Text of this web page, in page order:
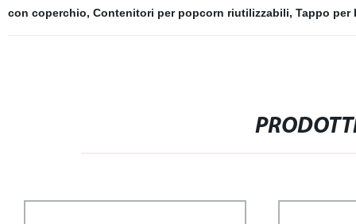
con coperchio, Contenitori per popcorn riutilizzabili, Tappo per